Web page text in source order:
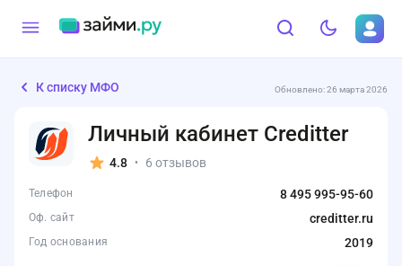
К списку МФО Обновлено: 26 марта 2026
Личный кабинет Creditter
4.8 • 6 отзывов
Телефон 8 495 995-95-60
Оф. сайт creditter.ru
Год основания 2019